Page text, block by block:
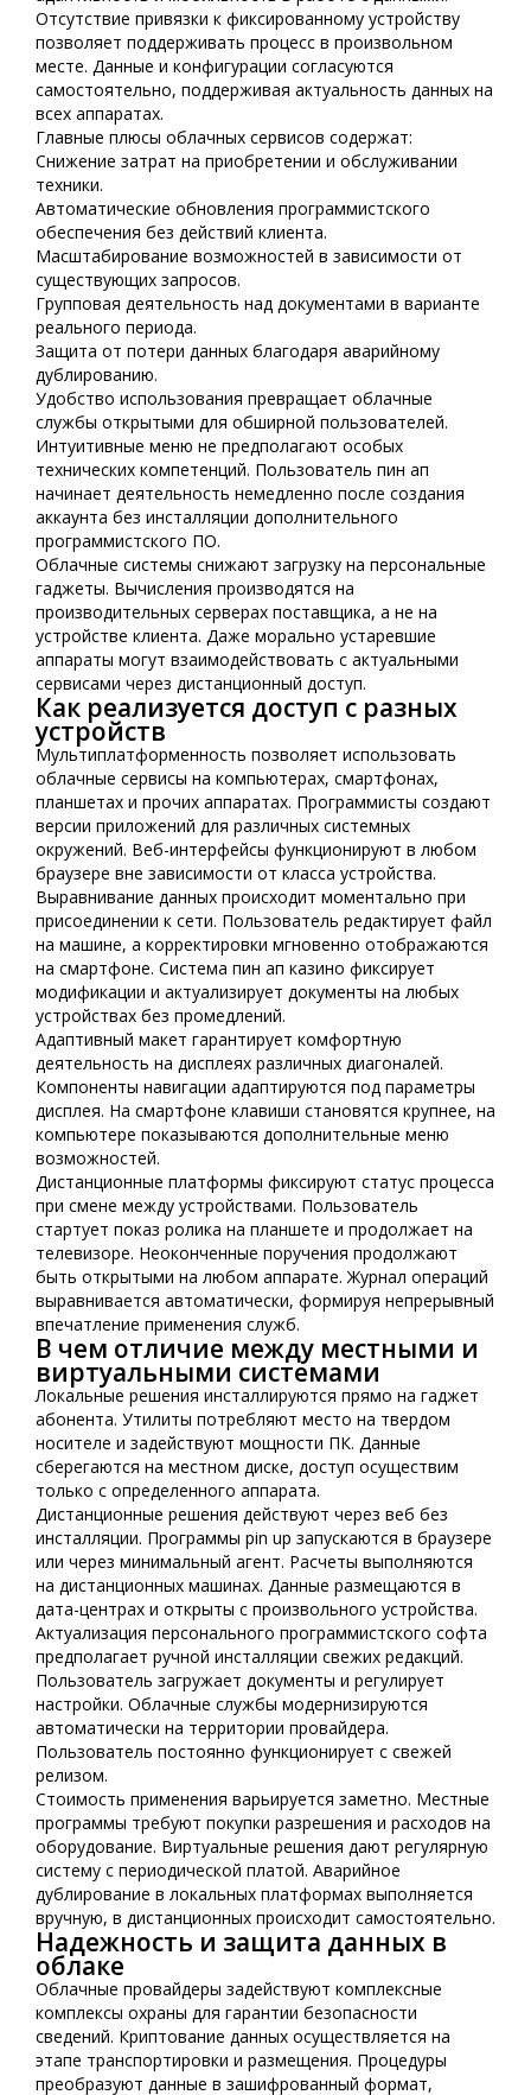
Отсутствие привязки к фиксированному устройству
позволяет поддерживать процесс в произвольном
месте. Данные и конфигурации согласуются
самостоятельно, поддерживая актуальность данных на
всех аппаратах.
Главные плюсы облачных сервисов содержат:
Снижение затрат на приобретении и обслуживании
техники.
Автоматические обновления программистского
обеспечения без действий клиента.
Масштабирование возможностей в зависимости от
существующих запросов.
Групповая деятельность над документами в варианте
реального периода.
Защита от потери данных благодаря аварийному
дублированию.
Удобство использования превращает облачные
службы открытыми для обширной пользователей.
Интуитивные меню не предполагают особых
технических компетенций. Пользователь пин ап
начинает деятельность немедленно после создания
аккаунта без инсталляции дополнительного
программистского ПО.
Облачные системы снижают загрузку на персональные
гаджеты. Вычисления производятся на
производительных серверах поставщика, а не на
устройстве клиента. Даже морально устаревшие
аппараты могут взаимодействовать с актуальными
сервисами через дистанционный доступ.
Как реализуется доступ с разных
устройств
Мультиплатформенность позволяет использовать
облачные сервисы на компьютерах, смартфонах,
планшетах и прочих аппаратах. Программисты создают
версии приложений для различных системных
окружений. Веб-интерфейсы функционируют в любом
браузере вне зависимости от класса устройства.
Выравнивание данных происходит моментально при
присоединении к сети. Пользователь редактирует файл
на машине, а корректировки мгновенно отображаются
на смартфоне. Система пин ап казино фиксирует
модификации и актуализирует документы на любых
устройствах без промедлений.
Адаптивный макет гарантирует комфортную
деятельность на дисплеях различных диагоналей.
Компоненты навигации адаптируются под параметры
дисплея. На смартфоне клавиши становятся крупнее, на
компьютере показываются дополнительные меню
возможностей.
Дистанционные платформы фиксируют статус процесса
при смене между устройствами. Пользователь
стартует показ ролика на планшете и продолжает на
телевизоре. Неоконченные поручения продолжают
быть открытыми на любом аппарате. Журнал операций
выравнивается автоматически, формируя непрерывный
впечатление применения служб.
В чем отличие между местными и
виртуальными системами
Локальные решения инсталлируются прямо на гаджет
абонента. Утилиты потребляют место на твердом
носителе и задействуют мощности ПК. Данные
сберегаются на местном диске, доступ осуществим
только с определенного аппарата.
Дистанционные решения действуют через веб без
инсталляции. Программы pin up запускаются в браузере
или через минимальный агент. Расчеты выполняются
на дистанционных машинах. Данные размещаются в
дата-центрах и открыты с произвольного устройства.
Актуализация персонального программистского софта
предполагает ручной инсталляции свежих редакций.
Пользователь загружает документы и регулирует
настройки. Облачные службы модернизируются
автоматически на территории провайдера.
Пользователь постоянно функционирует с свежей
релизом.
Стоимость применения варьируется заметно. Местные
программы требуют покупки разрешения и расходов на
оборудование. Виртуальные решения дают регулярную
систему с периодической платой. Аварийное
дублирование в локальных платформах выполняется
вручную, в дистанционных происходит самостоятельно.
Надежность и защита данных в
облаке
Облачные провайдеры задействуют комплексные
комплексы охраны для гарантии безопасности
сведений. Криптование данных осуществляется на
этапе транспортировки и размещения. Процедуры
преобразуют данные в зашифрованный формат,